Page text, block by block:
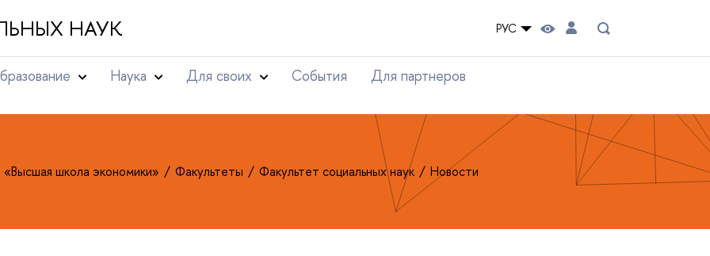
НАУК РУС
Наука Для своих События Для партнеров
«Высшая школа экономики» Факультеты Факультет социальных наук Новости